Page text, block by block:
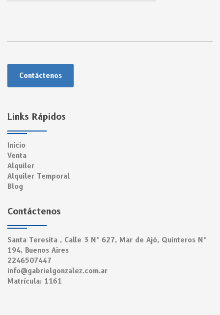
Contáctenos
Links Rápidos
Inicio
Venta
Alquiler
Alquiler Temporal
Blog
Contáctenos
Santa Teresita , Calle 3 N° 627, Mar de Ajó, Quinteros N°
194, Buenos Aires
2246507447
info@gabrielgonzalez.com.ar
Matrícula: 1161